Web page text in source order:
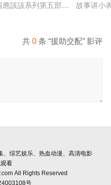
，仙魔鏖鋒戰雲開，邪心魔
應該該系列第五部作品了，故事
故事讲小
共0 条 “援助交配” 影评
、综艺娱乐、热血动漫、高清电影
看
All Rights Reserved
号